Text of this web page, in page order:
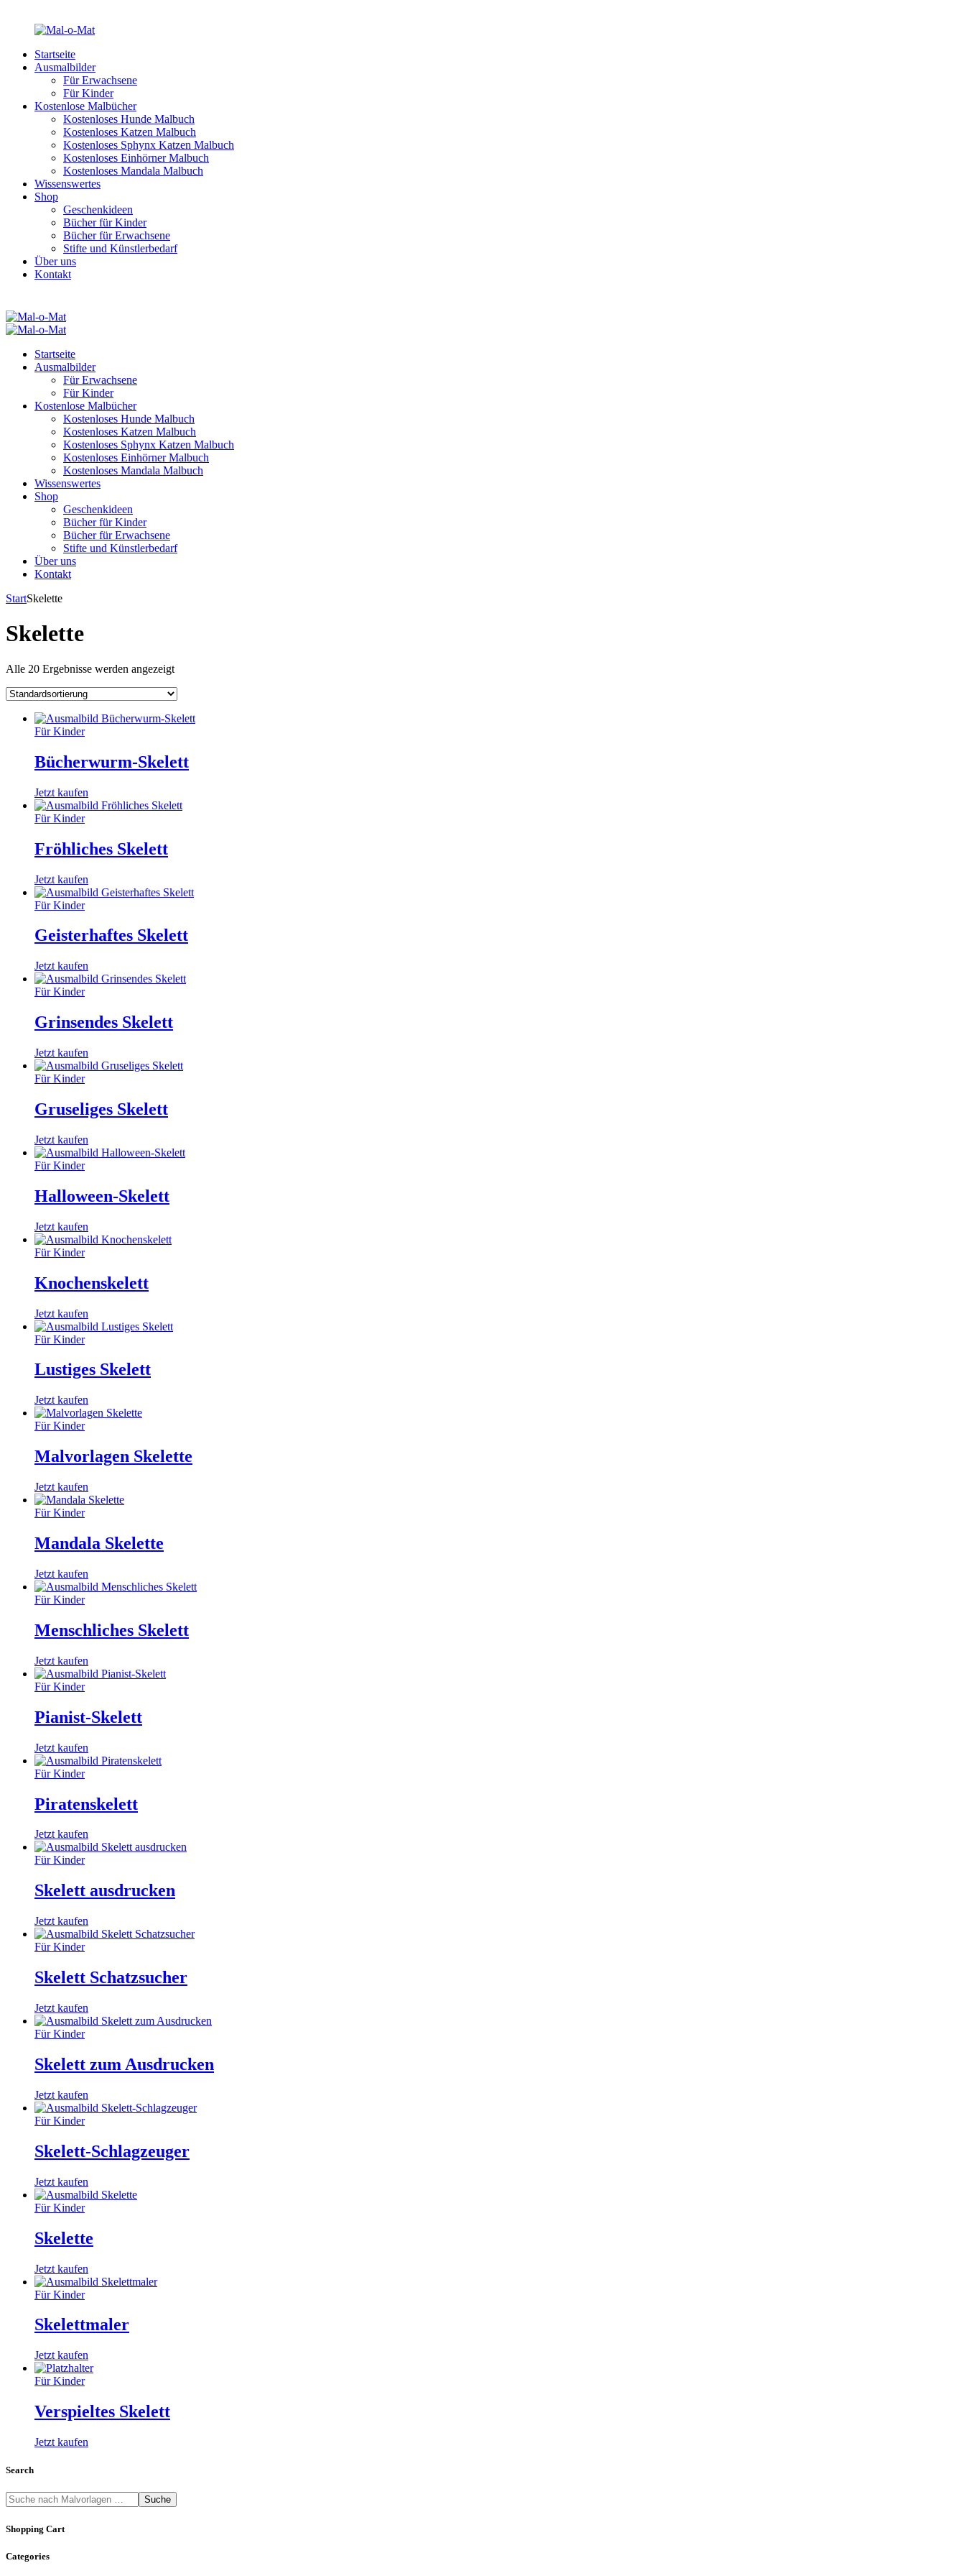
Startseite
Ausmalbilder
Für Erwachsene
Für Kinder
Kostenlose Malbücher
Kostenloses Hunde Malbuch
Kostenloses Katzen Malbuch
Kostenloses Sphynx Katzen Malbuch
Kostenloses Einhörner Malbuch
Kostenloses Mandala Malbuch
Wissenswertes
Shop
Geschenkideen
Bücher für Kinder
Bücher für Erwachsene
Stifte und Künstlerbedarf
Über uns
Kontakt
Startseite
Ausmalbilder
Für Erwachsene
Für Kinder
Kostenlose Malbücher
Kostenloses Hunde Malbuch
Kostenloses Katzen Malbuch
Kostenloses Sphynx Katzen Malbuch
Kostenloses Einhörner Malbuch
Kostenloses Mandala Malbuch
Wissenswertes
Shop
Geschenkideen
Bücher für Kinder
Bücher für Erwachsene
Stifte und Künstlerbedarf
Über uns
Kontakt
StartSkelette
Skelette
Alle 20 Ergebnisse werden angezeigt
Für Kinder
Bücherwurm-Skelett
Jetzt kaufen
Für Kinder
Fröhliches Skelett
Jetzt kaufen
Für Kinder
Geisterhaftes Skelett
Jetzt kaufen
Für Kinder
Grinsendes Skelett
Jetzt kaufen
Für Kinder
Gruseliges Skelett
Jetzt kaufen
Für Kinder
Halloween-Skelett
Jetzt kaufen
Für Kinder
Knochenskelett
Jetzt kaufen
Für Kinder
Lustiges Skelett
Jetzt kaufen
Für Kinder
Malvorlagen Skelette
Jetzt kaufen
Für Kinder
Mandala Skelette
Jetzt kaufen
Für Kinder
Menschliches Skelett
Jetzt kaufen
Für Kinder
Pianist-Skelett
Jetzt kaufen
Für Kinder
Piratenskelett
Jetzt kaufen
Für Kinder
Skelett ausdrucken
Jetzt kaufen
Für Kinder
Skelett Schatzsucher
Jetzt kaufen
Für Kinder
Skelett zum Ausdrucken
Jetzt kaufen
Für Kinder
Skelett-Schlagzeuger
Jetzt kaufen
Für Kinder
Skelette
Jetzt kaufen
Für Kinder
Skelettmaler
Jetzt kaufen
Für Kinder
Verspieltes Skelett
Jetzt kaufen
Search
Suche
Shopping Cart
Categories